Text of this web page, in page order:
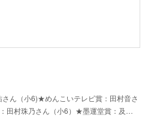
ん（小6)★めんこいテレビ賞：田村音さ
田村珠乃さん（小6）★墨運堂賞：及…